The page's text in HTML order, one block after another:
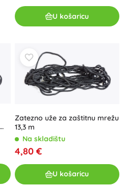
U košaricu
Zatezno uže za zaštitnu mrežu
13,3 m
Na skladištu
4,80 €
U košaricu